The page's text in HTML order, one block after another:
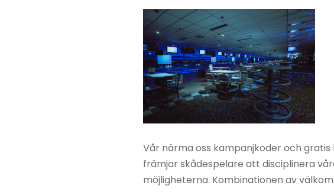
Vår närma oss kampanjkoder och
främjar skådespelare att disciplinera
möjligheterna. Kombinationen av